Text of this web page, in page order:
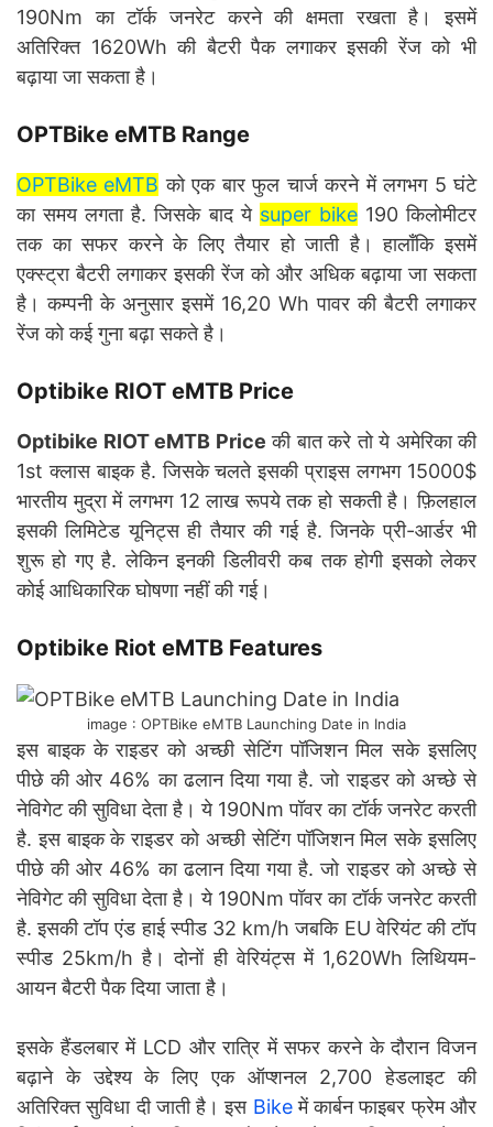
190Nm का टॉर्क जनरेट करने की क्षमता रखता है। इसमें
अतिरिक्त 1620Wh की बैटरी पैक लगाकर इसकी रेंज को भी
बढ़ाया जा सकता है।
OPTBike eMTB Range
OPTBike eMTB को एक बार फुल चार्ज करने में लगभग 5 घंटे
का समय लगता है. जिसके बाद ये super bike190 किलोमीटर
तक का सफर करने के लिए तैयार हो जाती है। हालाँकि इसमें
एक्स्ट्रा बैटरी लगाकर इसकी रेंज को और अधिक बढ़ाया जा सकता
है। कम्पनी के अनुसार इसमें 16,20 Wh पावर की बैटरी लगाकर
रेंज को कई गुना बढ़ा सकते है।
Optibike RIOT eMTB Price
Optibike RIOT eMTB Price की बात करे तो ये अमेरिका की
1st क्लास बाइक है. जिसके चलते इसकी प्राइस लगभग 15000$
भारतीय मुद्रा में लगभग 12 लाख रूपये तक हो सकती है। फ़िलहाल
इसकी लिमिटेड यूनिट्स ही तैयार की गई है. जिनके प्री-आर्डर भी
शुरू हो गए है. लेकिन इनकी डिलीवरी कब तक होगी इसको लेकर
कोई आधिकारिक घोषणा नहीं की गई।
Optibike Riot eMTB Features
image : OPTBike eMTB Launching Date in India
इस बाइक के राइडर को अच्छी सेटिंग पॉजिशन मिल सके इसलिए
पीछे की ओर 46% का ढलान दिया गया है. जो राइडर को अच्छे से
नेविगेट की सुविधा देता है। ये 190Nm पॉवर का टॉर्क जनरेट करती
है. इस बाइक के राइडर को अच्छी सेटिंग पॉजिशन मिल सके इसलिए
पीछे की ओर 46% का ढलान दिया गया है. जो राइडर को अच्छे से
नेविगेट की सुविधा देता है। ये 190Nm पॉवर का टॉर्क जनरेट करती
है. इसकी टॉप एंड हाई स्पीड 32 km/h जबकि EU वेरियंट की टॉप
स्पीड 25km/h है। दोनों ही वेरियंट्स में 1,620Wh लिथियम-
आयन बैटरी पैक दिया जाता है।
इसके हैंडलबार में LCD और रात्रि में सफर करने के दौरान विजन
बढ़ाने के उद्देश्य के लिए एक ऑप्शनल 2,700 हेडलाइट की
अतिरिक्त सुविधा दी जाती है। इस Bikeमें कार्बन फाइबर फ्रेम और